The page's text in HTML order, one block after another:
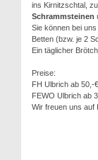
ins Kirnitzschtal,
Schrammsteinen
Sie können bei
Betten (bzw. je 2
Ein täglicher
Preise:
FH Ulbrich ab 50,-€
FEWO Ulbrich ab
Wir freuen uns auf